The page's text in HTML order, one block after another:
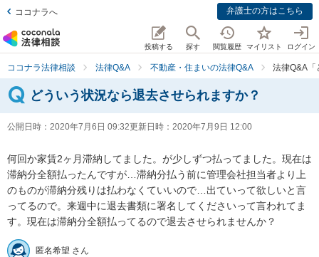
ココナラへ 弁護士の方はこちら
投稿する 探す 閲覧履歴 マイリスト ログイン
ココナラ法律相談 法律Q&A 不動産・住まいの法律Q&A 法律Q&A「
どういう状況なら退去させられますか？
公開日時： 2020年7月6日 09:32更新日時： 2020年7月9日 12:00
何回か家賃2ヶ月滞納してました。が少しずつ払ってました。現在は
滞納分全額払ったんですが…滞納分払う前に管理会社担当者より上
のものが滞納分残りは払わなくていいので…出ていって欲しいと言
ってるので。来週中に退去書類に署名してくださいって言われてま
す。現在は滞納分全額払ってるので退去させられませんか？
匿名希望 さん